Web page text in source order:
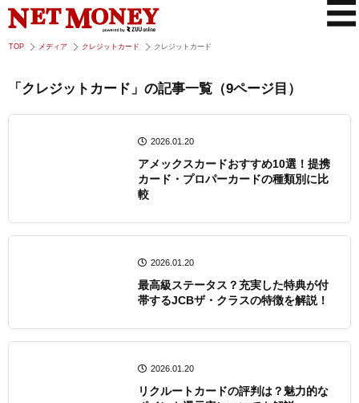
TOP メディア クレジットカード クレジットカード
「クレジットカード」の記事一覧（9ページ目）
2026.01.20
アメックスカードおすすめ10選！提携
カード・プロパーカードの種類別に比
較
2026.01.20
最高級ステータス？充実した特典が付
帯するJCBザ・クラスの特徴を解説！
2026.01.20
リクルートカードの評判は？魅力的な